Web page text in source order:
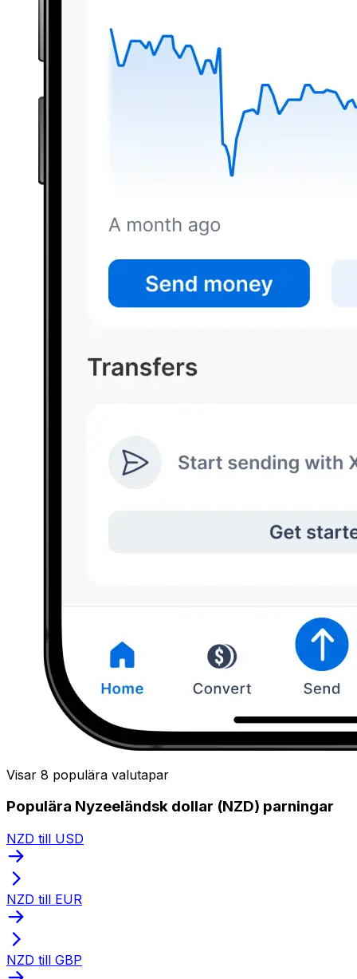
Visar 8 populära valutapar
Populära Nyzeeländsk dollar (NZD) parningar
NZD till USD
NZD till EUR
NZD till GBP